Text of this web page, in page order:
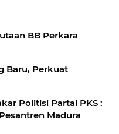
BB Perkara
Baru, Perkuat
Politisi Partai PKS :
Madura